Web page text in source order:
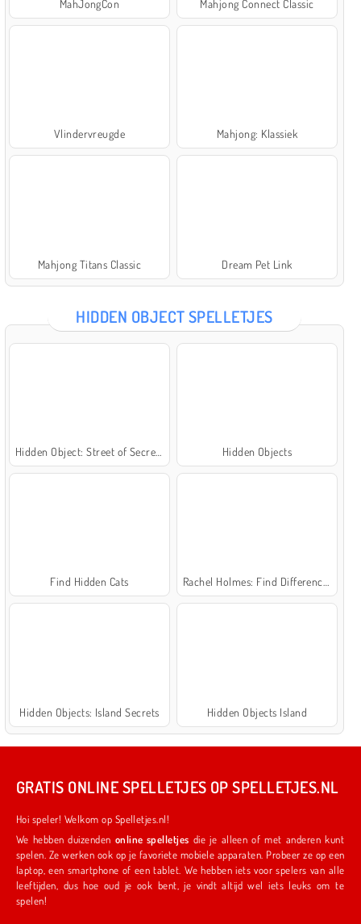
MahJongCon Mahjong Connect Classic
Vlindervreugde Mahjong: Klassiek
Mahjong Titans Classic Dream Pet Link
HIDDEN OBJECT SPELLETJES
Hidden Objects
Find Hidden Cats
Hidden Objects: Island Secrets Hidden Objects Island
GRATIS ONLINE SPELLETJES OP SPELLETJES.NL
Hoi speler! Welkom op Spelletjes.nl!
We hebben duizenden online spelletjes die je alleen of met anderen kunt
spelen. Ze werken ook op je favoriete mobiele apparaten. Probeer ze op een
laptop, een smartphone of een tablet. We hebben iets voor spelers van alle
leeftijden, dus hoe oud je ook bent, je vindt altijd wel iets leuks om te
spelen!